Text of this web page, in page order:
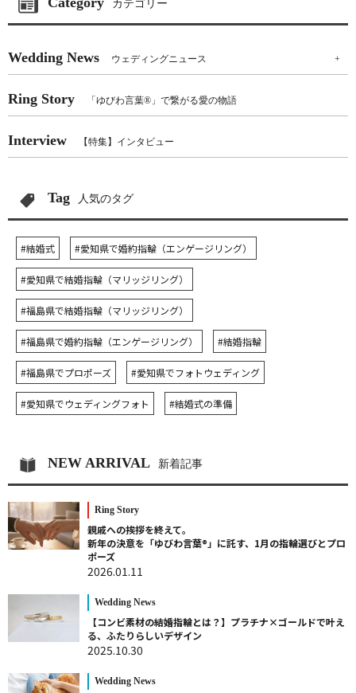
カテゴリー
Wedding News ウェディングニュース +
Ring Story 「ゆびわ言葉®」で繋がる愛の物語
Interview 【特集】インタビュー
Tag 人気のタグ
#結婚式 #愛知県で婚約指輪（エンゲージリング）
#愛知県で結婚指輪（マリッジリング）
#福島県で結婚指輪（マリッジリング）
#福島県で婚約指輪（エンゲージリング） #結婚指輪
#福島県でプロポーズ #愛知県でフォトウェディング
#愛知県でウェディングフォト #結婚式の準備
NEW ARRIVAL 新着記事
Ring Story
親戚への挨拶を終えて。
新年の決意を「ゆびわ言葉®」に託す、1月の指輪選びとプロ
ポーズ
2026.01.11
Wedding News
【コンビ素材の結婚指輪とは？】プラチナ×ゴールドで叶え
る、ふたりらしいデザイン
2025.10.30
Wedding News